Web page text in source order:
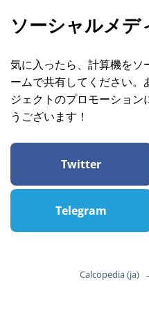
ソーシャルメデ
気に入ったら、計算機をソ
ームで共有してください。
ジェクトのプロモーション
うございます！
Twitter
Telegram
Calcopedia (ja)